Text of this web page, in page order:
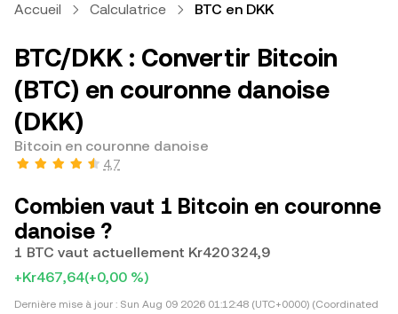
Accueil Calculatrice BTC en DKK
BTC/DKK : Convertir Bitcoin
(BTC) en couronne danoise
(DKK)
Bitcoin en couronne danoise
4,7
Combien vaut 1 Bitcoin en couronne
danoise ?
1 BTC vaut actuellement Kr420 324,9
+Kr467,64(+0,00 %)
Dernière mise à jour : Sun Aug 09 2026 01:12:48 (UTC+0000) (Coordinated